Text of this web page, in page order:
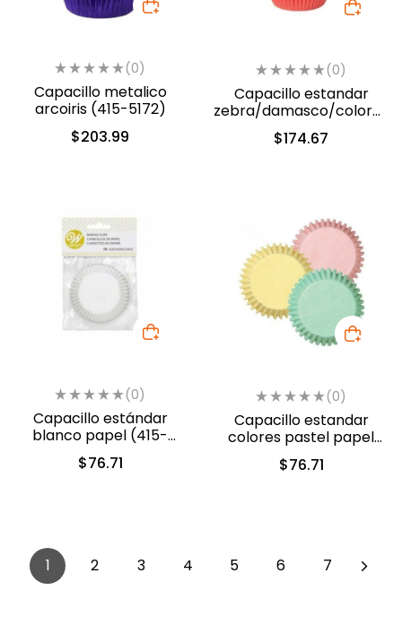
(0)
Capacillo metalico
arcoiris (415-5172)
$203.99
(0)
Capacillo estandar
zebra/damasco/colores
papel (415-2356)
$174.67
(0)
Capacillo estándar
blanco papel (415-
2505)
$76.71
(0)
Capacillo estandar
colores pastel papel
(415-394)
$76.71
1 2 3 4 5 6 7